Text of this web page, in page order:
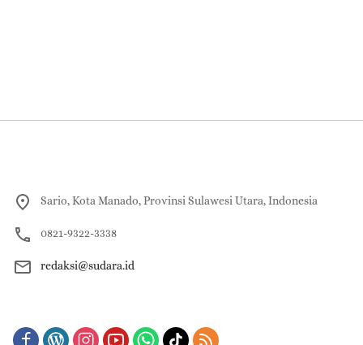
Sario, Kota Manado, Provinsi Sulawesi Utara, Indonesia
0821-9322-3338
redaksi@sudara.id